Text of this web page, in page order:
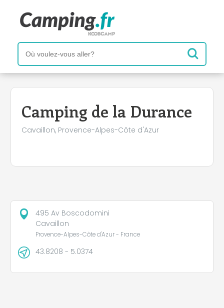
Camping de la Durance
Cavaillon, Provence-Alpes-Côte d'Azur
+
−
495 Av Boscodomini
Cavaillon
Provence-Alpes-Côte d'Azur - France
43.8208 - 5.0374